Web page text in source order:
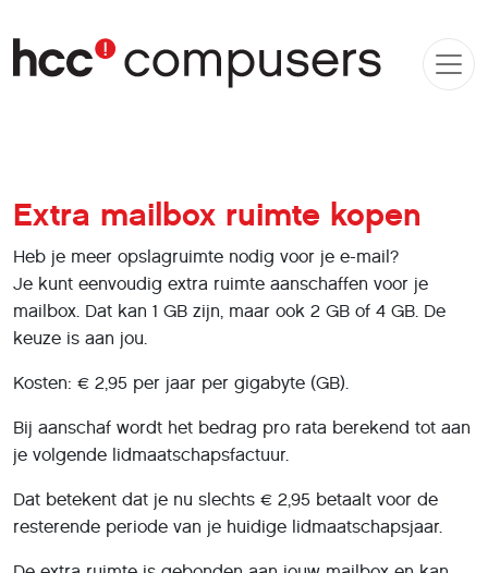
Extra mailbox ruimte kopen
Heb je meer opslagruimte nodig voor je e-mail?
Je kunt eenvoudig extra ruimte aanschaffen voor je
mailbox. Dat kan 1 GB zijn, maar ook 2 GB of 4 GB. De
keuze is aan jou.
Kosten: € 2,95 per jaar per gigabyte (GB).
Bij aanschaf wordt het bedrag pro rata berekend tot aan
je volgende lidmaatschapsfactuur.
Dat betekent dat je nu slechts € 2,95 betaalt voor de
resterende periode van je huidige lidmaatschapsjaar.